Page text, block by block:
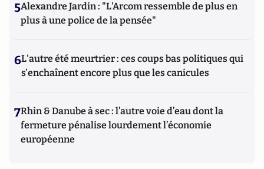
5Alexandre Jardin : "L'Arcom ressemble de plus en
plus à une police de la pensée"
6L'autre été meurtrier : ces coups bas politiques qui
s'enchaînent encore plus que les canicules
7Rhin & Danube à sec : l’autre voie d’eau dont la
fermeture pénalise lourdement l’économie
européenne